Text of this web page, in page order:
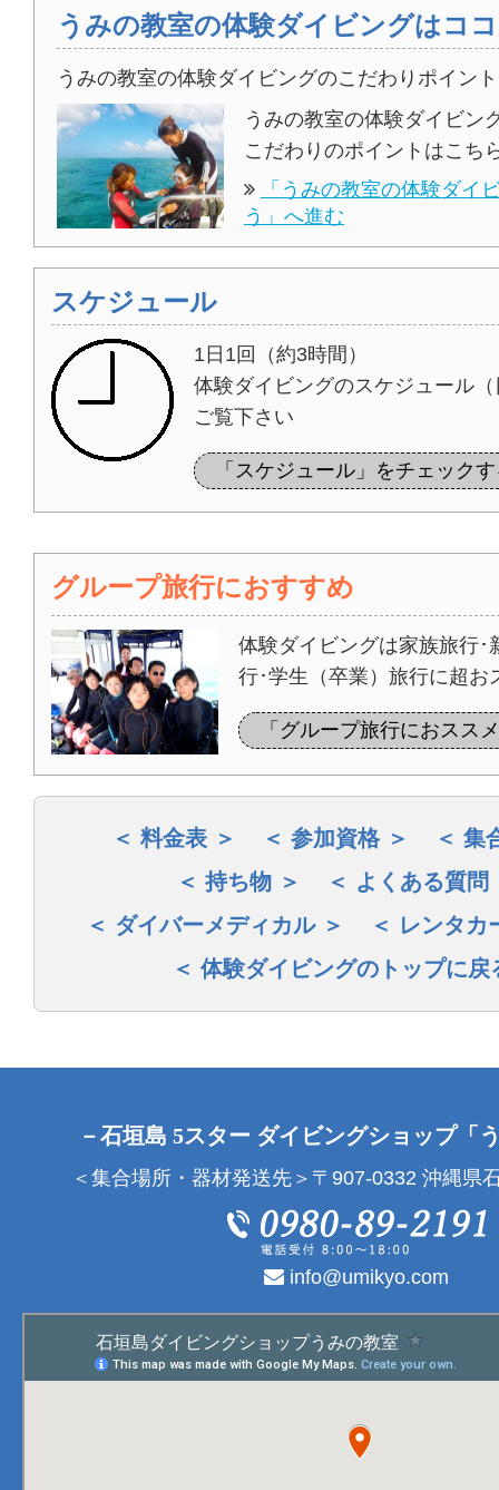
うみの教室の体験ダイビングはコ
うみの教室の体験ダイビングのこだわりポイント
うみの教室の体験ダイビン
こだわりのポイントはこち
「うみの教室の体験ダイ
う」へ進む
スケジュール
1日1回（約3時間）
体験ダイビングのスケジュール
ご覧下さい
「スケジュール」をチェック
グループ旅行におすすめ
体験ダイビングは家族旅行･
行･学生（卒業）旅行に超お
「グループ旅行におスス
料金表 参加資格
集
持ち物
よくある質問
ダイバーメディカル
レンタカ
体験ダイビングのトップに戻
－石垣島 5スター ダイビングショップ「
＜集合場所・器材発送先＞〒907-0332 沖縄県
info@umikyo.com